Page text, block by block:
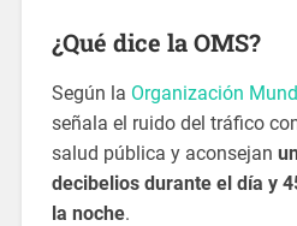
¿Qué dice la OMS?
Según la Organización
señala el ruido del tráfico
salud pública y aconsejan
decibelios durante el día y
la noche.